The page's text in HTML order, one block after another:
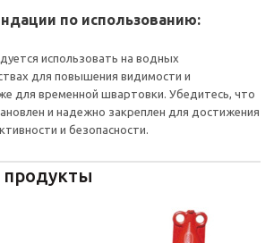
по использованию:
использовать на водных
для повышения видимости и
для временной швартовки. Убедитесь, что
и надежно закреплен для достижения
и безопасности.